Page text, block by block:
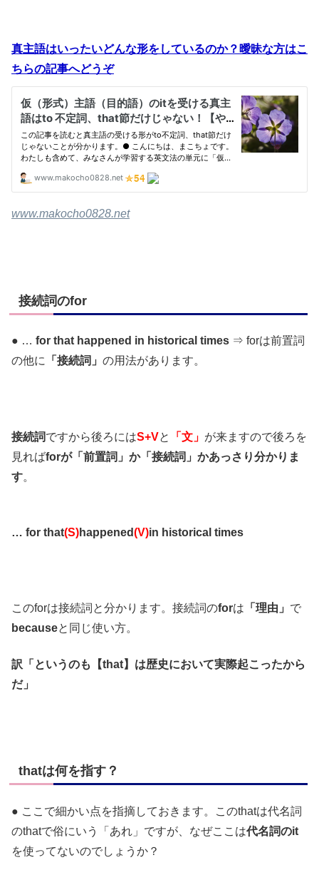
真主語はいったいどんな形をしているのか？曖昧な方はこ
ちらの記事へどうぞ
www.makocho0828.net
接続詞のfor
● … for that happened in historical times ⇒ forは前置詞
の他に
「接続詞」 の用法があります。
接続詞ですから後ろにはS+Vと 「文」 が来ますので後ろを
見ればforが「前置詞」か「接続詞」かあっさり分かりま
す。
… for that(S)happened(V)in historical times
このforは接続詞と分かります。接続詞のforは 「理由」 で
becauseと同じ使い方。
訳「というのも【that】は歴史において実際起こったから
だ」
thatは何を指す？
● ここで細かい点を指摘しておきます。このthatは代名詞
のthatで俗にいう「あれ」ですが、なぜここは代名詞のit
を使ってないのでしょうか？